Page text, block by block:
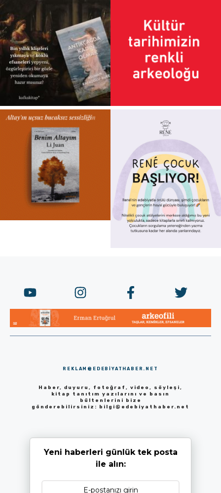
REKLAM@EDEBIYATHABER.NET
Haber, duyuru, fotoğraf, video, söyleşi,
kitap tanıtım yazılarını ve basın
bültenlerini bize
gönderebilirsiniz: bilgi@edebiyathaber.net
Yeni haberleri günlük tek posta
ile alın: